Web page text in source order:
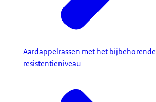
Aardappelrassen met het bijbehorende
resistentieniveau